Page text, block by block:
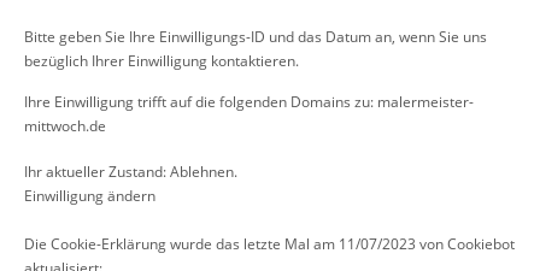
Bitte geben Sie Ihre Einwilligungs-ID und das Datum an, wenn Sie uns
bezüglich Ihrer Einwilligung kontaktieren.
Ihre Einwilligung trifft auf die folgenden Domains zu: malermeister-
mittwoch.de
Ihr aktueller Zustand: Ablehnen.
Einwilligung ändern
Die Cookie-Erklärung wurde das letzte Mal am 11/07/2023 vonCookiebot